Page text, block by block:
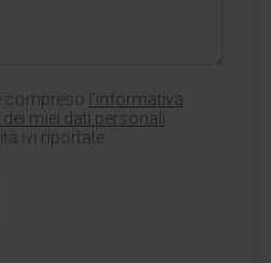
compreso l’informativa
miei dati personali
ivi riportate